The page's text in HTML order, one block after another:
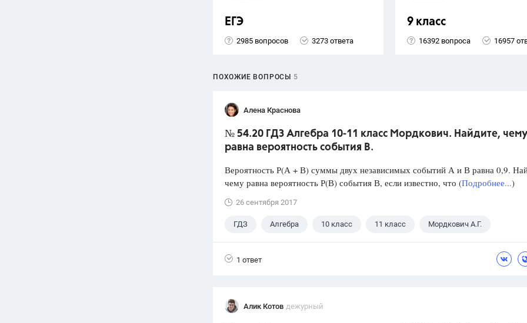
ЕГЭ
2985 вопросов 3273 ответа
9 класс
16392 вопроса 16957
ПОХОЖИЕ ВОПРОСЫ 5
Алена Краснова
№ 54.20 ГДЗ Алгебра 10-11 класс Мордкович. Найдите,
равна вероятность события В.
Вероятность Р(А + В) суммы двух независимых событий А и В равна 0,9.
чему равна вероятность Р(В) события В, если известно, что (Подробнее...)
26 сентября 2017
ГДЗ Алгебра 10 класс 11 класс Мордкович А.Г.
1 ответ
Алик Котов дежурный